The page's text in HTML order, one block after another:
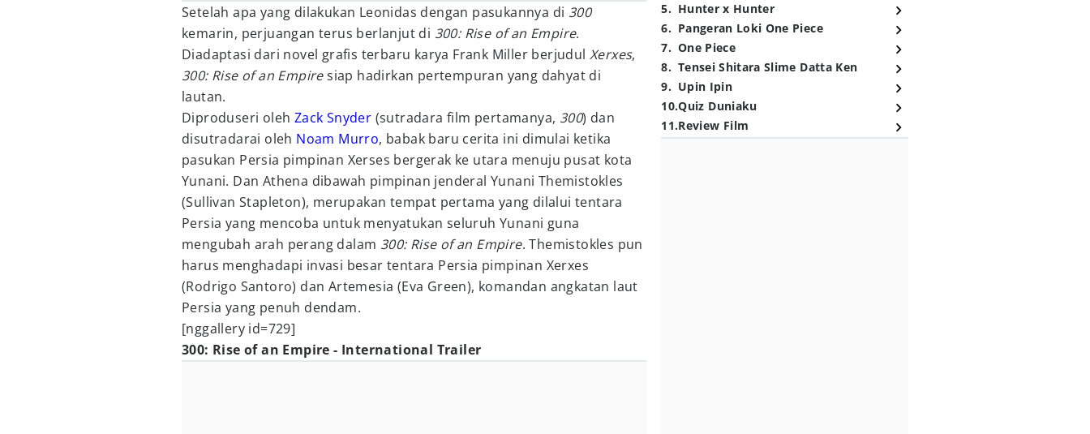
Setelah apa yang dilakukan Leonidas dengan pasukannya di 300
kemarin, perjuangan terus berlanjut di 300: Rise of an Empire.
Diadaptasi dari novel grafis terbaru karya Frank Miller berjudul Xerxes,
300: Rise of an Empiresiap hadirkan pertempuran yang dahyat di
lautan.
Diproduseri oleh Zack Snyder (sutradara film pertamanya, 300) dan
disutradarai oleh Noam Murro, babak baru cerita ini dimulai ketika
pasukan Persia pimpinan Xerses bergerak ke utara menuju pusat kota
Yunani. Dan Athena dibawah pimpinan jenderal Yunani Themistokles
(Sullivan Stapleton), merupakan tempat pertama yang dilalui tentara
Persia yang mencoba untuk menyatukan seluruh Yunani guna
mengubah arah perang dalam 300: Rise of an Empire. Themistokles pun
harus menghadapi invasi besar tentara Persia pimpinan Xerxes
(Rodrigo Santoro) dan Artemesia (Eva Green), komandan angkatan laut
Persia yang penuh dendam.
[nggallery id=729]
300: Rise of an Empire - International Trailer
5. Hunter x Hunter
6. Pangeran Loki One Piece
7. One Piece
8. Tensei Shitara Slime Datta Ken
9. Upin Ipin
10.Quiz Duniaku
11.Review Film